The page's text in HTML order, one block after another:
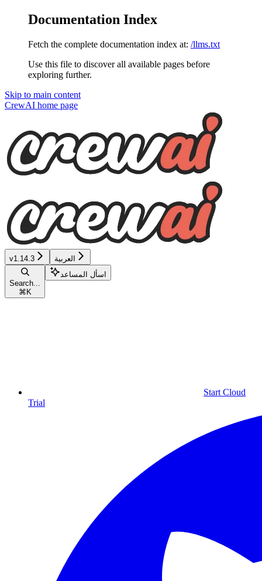
Documentation Index
Fetch the complete documentation index at: /llms.txt
Use this file to discover all available pages before
exploring further.
Skip to main content
CrewAI home page
v1.14.3 العربية
Search...
⌘ K
اسأل المساعد
Start Cloud
Trial